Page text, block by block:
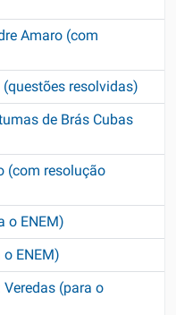
Amaro (com
resolvidas)
de Brás Cubas
(com resolução
o ENEM)
ENEM)
Veredas (para o